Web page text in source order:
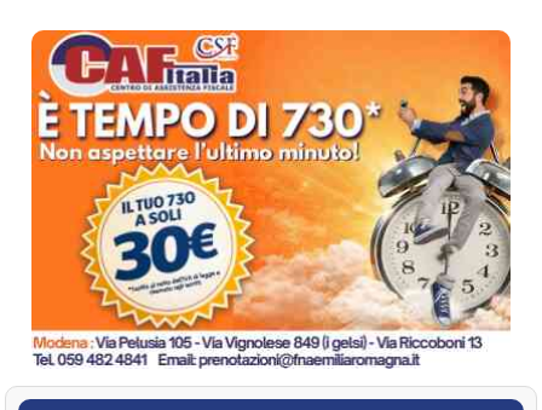
La Pressa